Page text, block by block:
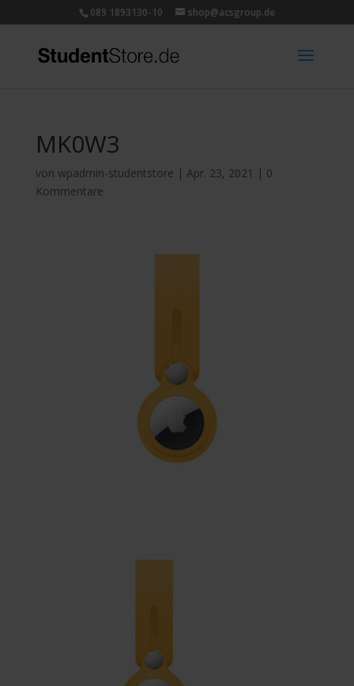
089 1893130-10 shop@acsgroup.de
MK0W3
von wpadmin-studentstore | Apr. 23, 2021 | 0
Kommentare